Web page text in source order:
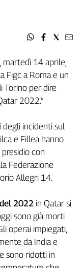
martedì 14 aprile,
Figc a Roma e un
Torino per dire
2022.”
degli incidenti sul
e Fillea hanno
con
Federazione
Allegri 14.
2022 in Qatar si
sono già morti
operai impiegati,
da India e
sono ridotti in